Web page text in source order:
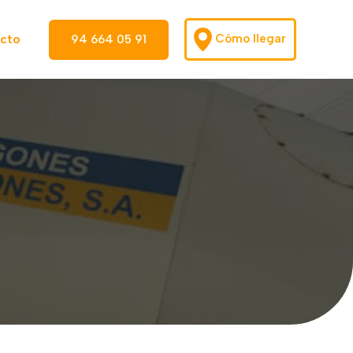
94 664 05 91 Cómo llegar